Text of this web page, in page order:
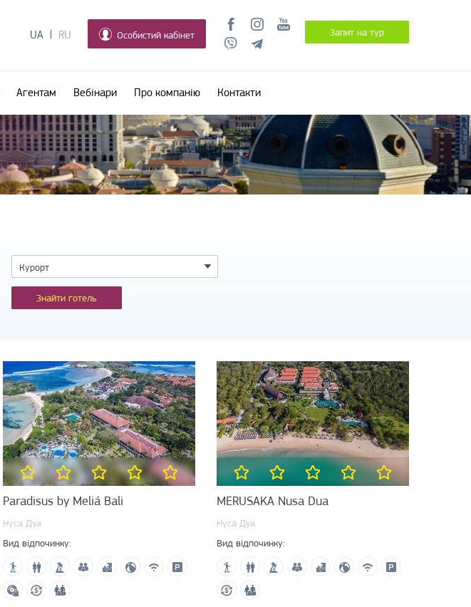
UA RU Особистий кабінет Запит на тур
Агентам Вебінари Про компанію Контакти
Paradisus by Meliá Bali
Нуса Дуа
Вид відпочинку:
MERUSAKA Nusa Dua
Нуса Дуа
Вид відпочинку: